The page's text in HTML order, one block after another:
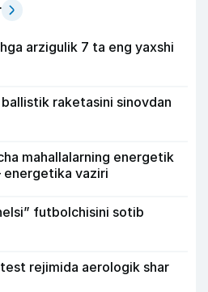
arzigulik 7 ta eng yaxshi
ballistik raketasini sinovdan
mahallalarning energetik
vaziri
futbolchisini sotib
rejimida aerologik shar